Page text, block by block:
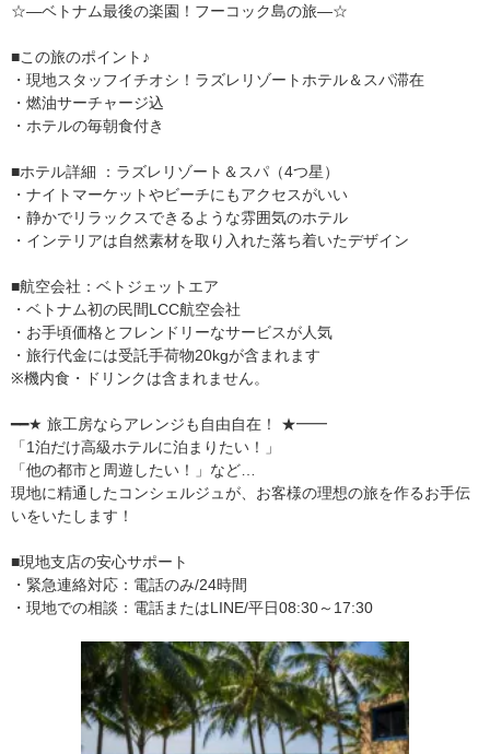
☆―ベトナム最後の楽園！フーコック島の旅―☆
■この旅のポイント♪
・現地スタッフイチオシ！ラズレリゾートホテル＆スパ滞在
・燃油サーチャージ込
・ホテルの毎朝食付き
■ホテル詳細 ：ラズレリゾート＆スパ（4つ星）
・ナイトマーケットやビーチにもアクセスがいい
・静かでリラックスできるような雰囲気のホテル
・インテリアは自然素材を取り入れた落ち着いたデザイン
■航空会社：ベトジェットエア
・ベトナム初の民間LCC航空会社
・お手頃価格とフレンドリーなサービスが人気
・旅行代金には受託手荷物20kgが含まれます
※機内食・ドリンクは含まれません。
━━★ 旅工房ならアレンジも自由自在！ ★━━
「1泊だけ高級ホテルに泊まりたい！」
「他の都市と周遊したい！」など…
現地に精通したコンシェルジュが、お客様の理想の旅を作るお手伝
いをいたします！
■現地支店の安心サポート
・緊急連絡対応：電話のみ/24時間
・現地での相談：電話またはLINE/平日08:30～17:30